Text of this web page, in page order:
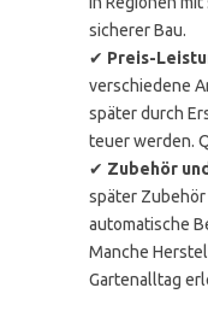
sicherer Bau.
✔ Preis-
verschiedene
später durch
teuer werden.
✔ Zubehör
später
automatische
Manche
Gartenalltag